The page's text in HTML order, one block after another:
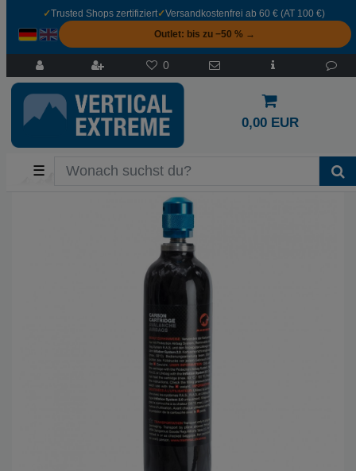
✓Trusted Shops zertifiziert✓Versandkostenfrei ab 60 € (AT 100 €)
Outlet: bis zu −50 % →
0
0,00 EUR
☰